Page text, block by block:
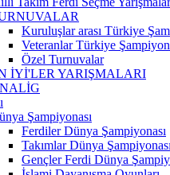
Kuruluşlar arası Türkiye
Veteranlar Türkiye
Özel Turnuvalar
İYİ'LER YARIŞMALARI
Şampiyonası
Ferdiler Dünya Şampiyonası
Takımlar Dünya Şampiyonası
Gençler Ferdi Dünya